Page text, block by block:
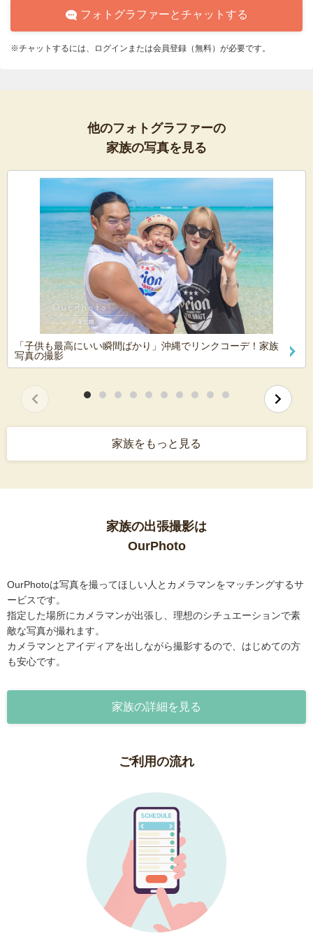
フォトグラファーとチャットする
※チャットするには、ログインまたは会員登録（無料）が必要です。
他のフォトグラファーの
家族の写真を見る
「子供も最高にいい瞬間ばかり」沖縄でリンクコーデ！家族
写真の撮影
家族をもっと見る
家族の出張撮影は
OurPhoto
OurPhotoは写真を撮ってほしい人とカメラマンをマッチングするサ
ービスです。
指定した場所にカメラマンが出張し、理想のシチュエーションで素
敵な写真が撮れます。
カメラマンとアイディアを出しながら撮影するので、はじめての方
も安心です。
家族の詳細を見る
ご利用の流れ